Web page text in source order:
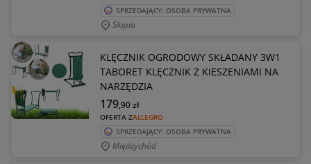
SPRZEDAJĄCY: OSOBA PRYWATNA
Słupia
KLĘCZNIK OGRODOWY SKŁADANY 3W1
TABORET KLĘCZNIK Z KIESZENIAMI NA
NARZĘDZIA
OFERTA ZALLEGRO
179,90zł
SPRZEDAJĄCY: OSOBA PRYWATNA
Międzychód